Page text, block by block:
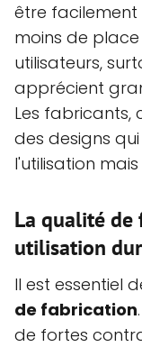
être facilement
moins de
utilisateurs,
apprécient
Les fabricants,
des designs
l'utilisation
La qualité de
utilisation
Il est essentiel
de fabrication
de fortes